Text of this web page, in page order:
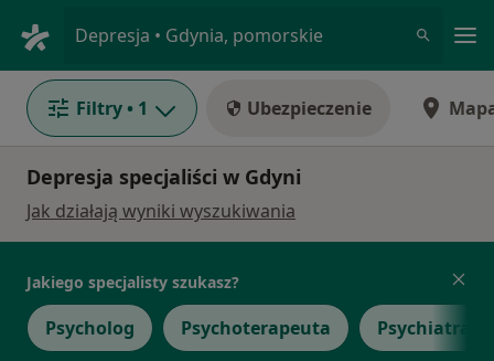
Depresja • Gdynia, pomorskie
Filtry • 1 Ubezpieczenie
Depresja specjaliści w Gdyni
Jak działają wyniki wyszukiwania
Jakiego specjalisty szukasz?
Psycholog Psychoterapeuta Psychiatra